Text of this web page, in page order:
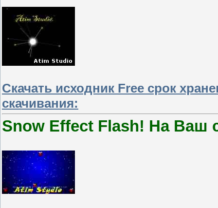
Скачать исходник Free срок
скачивания:
Snow Effect Flash! На Ваш